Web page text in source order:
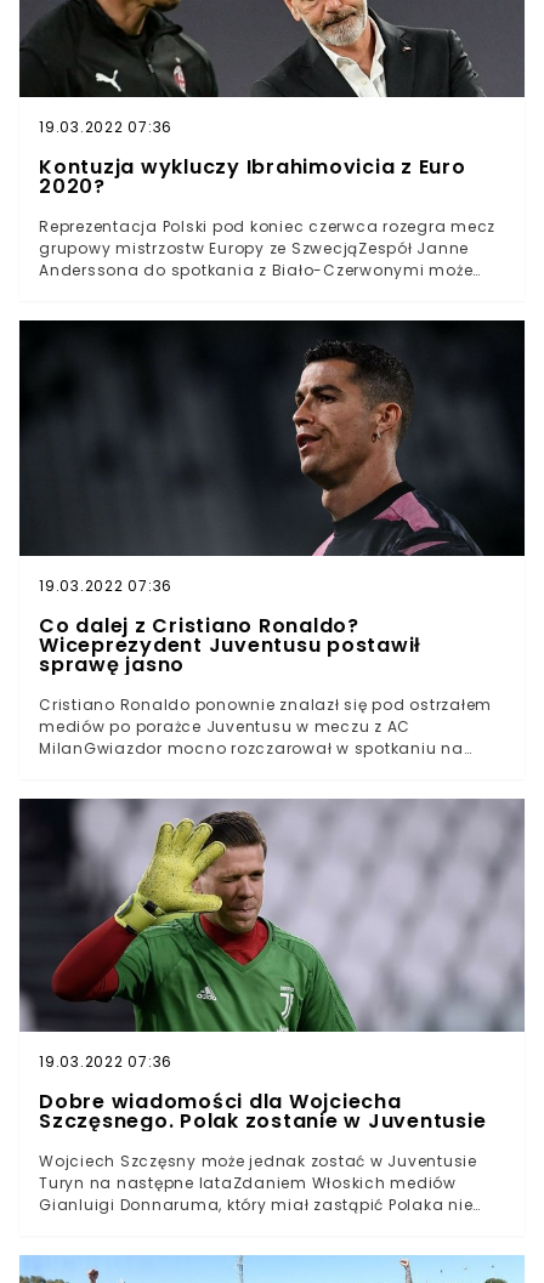
19.03.2022 07:36
Kontuzja wykluczy Ibrahimovicia z Euro
2020?
Reprezentacja Polski pod koniec czerwca rozegra mecz
grupowy mistrzostw Europy ze SzwecjąZespół Janne
Anderssona do spotkania z Biało-Czerwonymi może
Milanu z Juventusem TurynReprezentacja Polski już za
niewiele ponad miesiąc rozpocznie swój udział na Euro
2020. Biało-Czerwonych czekają starcia w grupie ze
Słowacją i Szwecją w Sankt Petersburgu oraz Hiszpanią
w Sewilli.Na kilka tygodni przed starciem z kadrą Paulo
Sousy niespodziewany problem ma reprezentacja
Szwecji. Z powodu kontuzji kolana meczu AC Milanu z
Juventusem Turyn nie dokończył największy gwiazdor
"Trzech Koron" Zlatan Ibrahimović.
19.03.2022 07:36
Co dalej z Cristiano Ronaldo?
Wiceprezydent Juventusu postawił
sprawę jasno
Cristiano Ronaldo ponownie znalazł się pod ostrzałem
mediów po porażce Juventusu w meczu z AC
MilanGwiazdor mocno rozczarował w spotkaniu na
się wiceprezydent “Juve” Pavel NedvedCristiano
Ronaldo od tygodni jest bohaterem transferowych
spekulacji. Media prześcigają się w doniesieniach o
ewentualnym odejściu gwiazdora. Wiceprezydent
Juventusu, Pavel Nedved, zabrał głos na temat
przyszłości “CR7”.
19.03.2022 07:36
Dobre wiadomości dla Wojciecha
Szczęsnego. Polak zostanie w Juventusie
Wojciech Szczęsny może jednak zostać w Juventusie
Turyn na następne lataZdaniem Włoskich mediów
Gianluigi Donnaruma, który miał zastąpić Polaka nie
bliższa perspektywa gry w Lidze MistrzówWojciech